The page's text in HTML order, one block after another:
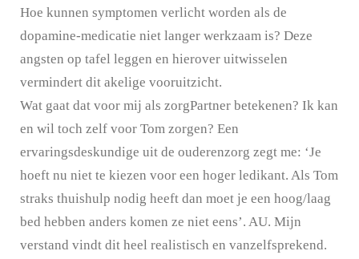
Hoe kunnen symptomen verlicht worden als de
dopamine-medicatie niet langer werkzaam is? Deze
angsten op tafel leggen en hierover uitwisselen
vermindert dit akelige vooruitzicht.
Wat gaat dat voor mij als zorgPartner betekenen? Ik kan
en wil toch zelf voor Tom zorgen? Een
ervaringsdeskundige uit de ouderenzorg zegt me: ‘Je
hoeft nu niet te kiezen voor een hoger ledikant. Als Tom
straks thuishulp nodig heeft dan moet je een hoog/laag
bed hebben anders komen ze niet eens’. AU. Mijn
verstand vindt dit heel realistisch en vanzelfsprekend.